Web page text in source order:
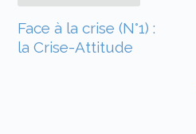
Face à la crise (N°1) :
la Crise-Attitude